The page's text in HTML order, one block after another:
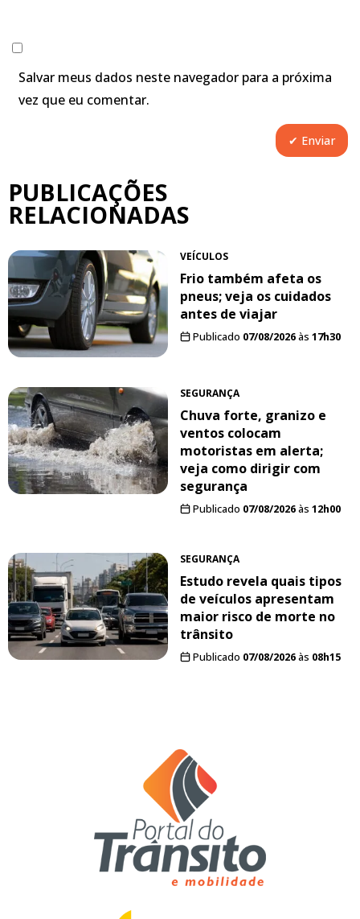
Salvar meus dados neste navegador para a próxima
vez que eu comentar.
PUBLICAÇÕES
RELACIONADAS
VEÍCULOS
Frio também afeta os
pneus; veja os cuidados
antes de viajar
Publicado 07/08/2026às 17h30
SEGURANÇA
Chuva forte, granizo e
ventos colocam
motoristas em alerta;
veja como dirigir com
segurança
Publicado 07/08/2026às 12h00
SEGURANÇA
Estudo revela quais tipos
de veículos apresentam
maior risco de morte no
trânsito
Publicado 07/08/2026às 08h15